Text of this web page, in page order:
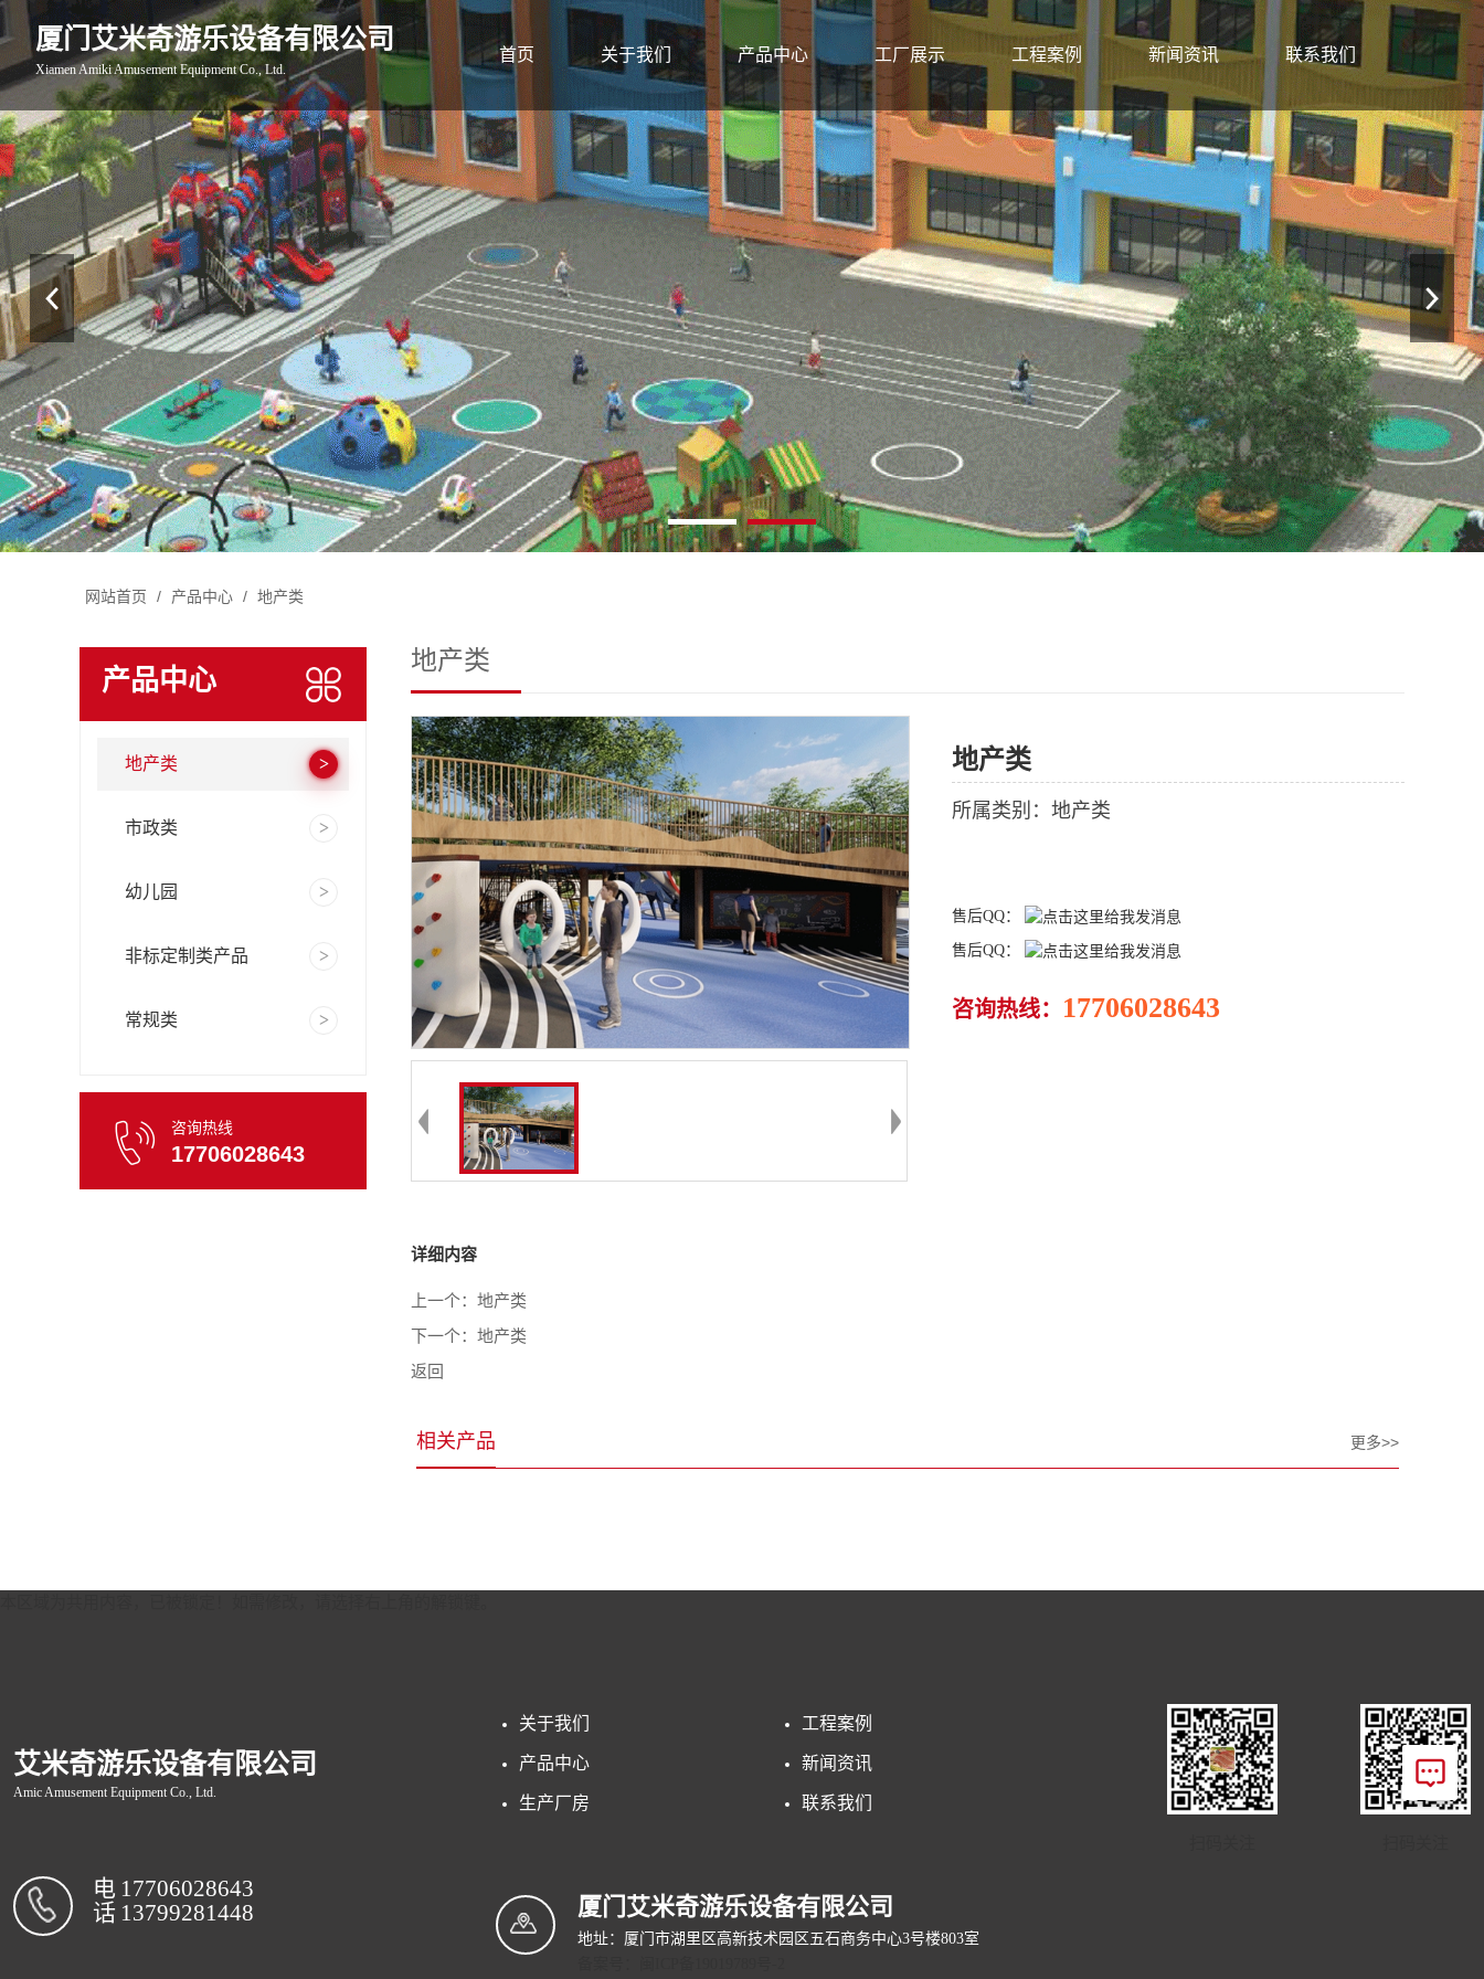
厦门艾米奇游乐设备有限公司
Xiamen Amiki Amusement Equipment Co., Ltd.
首页 关于我们 产品中心 工厂展示 工程案例 新闻资讯 联系我们
网站首页 / 产品中心 / 地产类
产品中心
地产类
市政类
幼儿园
非标定制类产品
常规类
咨询热线
17706028643
地产类
地产类
所属类别：地产类
售后QQ：
售后QQ：
咨询热线： 17706028643
详细内容
上一个： 地产类
下一个： 地产类
返回
相关产品 更多>>
艾米奇游乐设备有限公司
Amic Amusement Equipment Co., Ltd.
电
话
17706028643
13799281448
关于我们 工程案例
产品中心 新闻资讯
生产厂房 联系我们
厦门艾米奇游乐设备有限公司
地址：厦门市湖里区高新技术园区五石商务中心3号楼803室